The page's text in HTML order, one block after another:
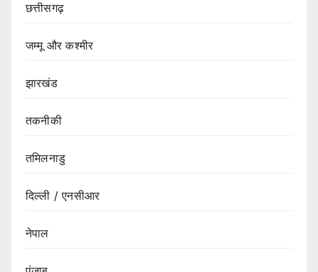
छत्तीसगढ़
जम्मू और कश्मीर
झारखंड
तकनीकी
तमिलनाडु
दिल्ली / एनसीआर
नेपाल